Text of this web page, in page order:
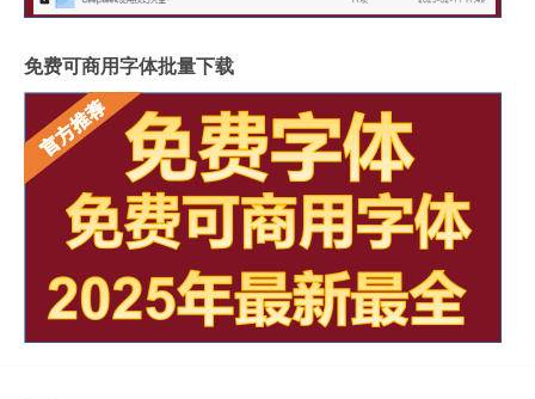
免费可商用字体批量下载